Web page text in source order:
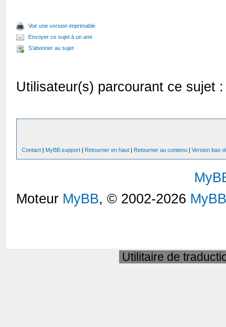
Voir une version imprimable
Envoyer ce sujet à un ami
S’abonner au sujet
Utilisateur(s) parcourant ce sujet
Contact | MyBB.support | Retourner en haut | Retourner au contenu |Version bas-
Moteur MyBB, © 2002-2026
Utilitaire de